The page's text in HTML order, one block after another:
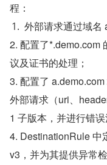
程：
外部请求通过域名
2. 配置了*.demo.com
议及证书的处理；
3. 配置了
外部请求（uri、
1 子版本，并进行错
4. DestinationRule 中
v3，并为其提供异常